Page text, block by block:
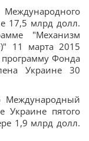
17,5 млрд долл.
"Механизм
11 марта 2015
программу Фонда
​​Украине 30
Международный
Украине пятого
1,9 млрд долл.